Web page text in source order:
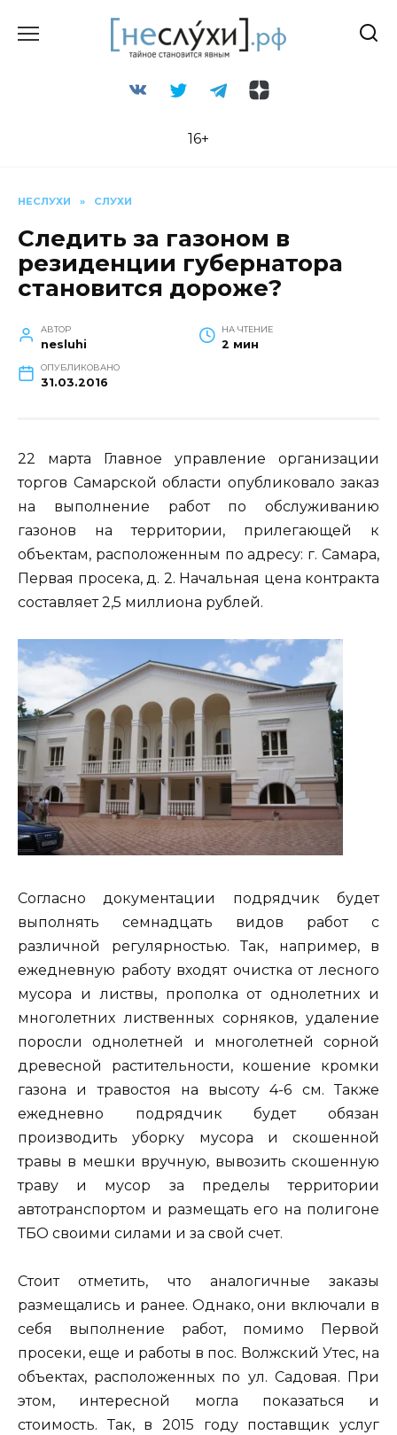
16+
НЕСЛУХИ » СЛУХИ
Следить за газоном в
резиденции губернатора
становится дороже?
АВТОР
nesluhi
НА ЧТЕНИЕ
2 мин
ОПУБЛИКОВАНО
31.03.2016
22 марта Главное управление организации
торгов Самарской области опубликовало заказ
на выполнение работ по обслуживанию
газонов на территории, прилегающей к
объектам, расположенным по адресу: г. Самара,
Первая просека, д. 2. Начальная цена контракта
составляет 2,5 миллиона рублей.
Согласно документации подрядчик будет
выполнять семнадцать видов работ с
различной регулярностью. Так, например, в
ежедневную работу входят очистка от лесного
мусора и листвы, прополка от однолетних и
многолетних лиственных сорняков, удаление
поросли однолетней и многолетней сорной
древесной растительности, кошение кромки
газона и травостоя на высоту 4-6 см. Также
ежедневно подрядчик будет обязан
производить уборку мусора и скошенной
травы в мешки вручную, вывозить скошенную
траву и мусор за пределы территории
автотранспортом и размещать его на полигоне
ТБО своими силами и за свой счет.
Стоит отметить, что аналогичные заказы
размещались и ранее. Однако, они включали в
себя выполнение работ, помимо Первой
просеки, еще и работы в пос. Волжский Утес, на
объектах, расположенных по ул. Садовая. При
этом, интересной могла показаться и
стоимость. Так, в 2015 году поставщик услуг